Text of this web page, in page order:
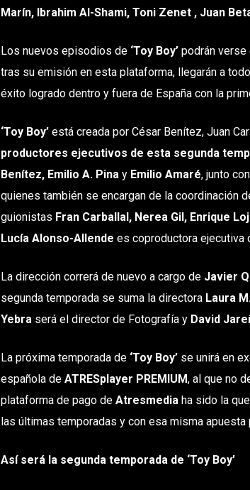
Marín, Ibrahim Al-Shami, Toni Zenet , Juan
Los nuevos episodios de ‘Toy Boy’ podrán verse
tras su emisión en esta plataforma, llegarán a
éxito logrado dentro y fuera de España con la
‘Toy Boy’ está creada por César Benítez, Juan
productores ejecutivos de esta segunda
Benítez, Emilio A. Pina y Emilio Amaré, junto con
quienes también se encargan de la coordinación
guionistas Fran Carballal, Nerea Gil, Enrique
Lucía Alonso-Allende es coproductora ejecutiva
La dirección correrá de nuevo a cargo de Javier
segunda temporada se suma la directora Laura
Yebra será el director de Fotografía y David
La próxima temporada de ‘Toy Boy’ se unirá en
española de ATRESplayer PREMIUM, al que no
plataforma de pago de Atresmedia ha sido la
las últimas temporadas y con esa misma
Así será la segunda temporada de ‘Toy Boy’